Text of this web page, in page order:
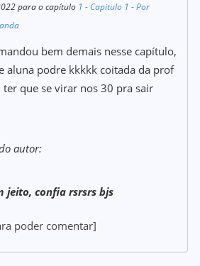
para o capítulo 1 - Capitulo 1 - Por
bem demais nesse capítulo,
aluna podre kkkkk coitada da prof
ter que se virar nos 30 pra sair
autor:
jeito, confia rsrsrs bjs
poder comentar]